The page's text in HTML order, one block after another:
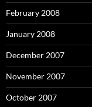
February 2008
January 2008
December 2007
November 2007
October 2007